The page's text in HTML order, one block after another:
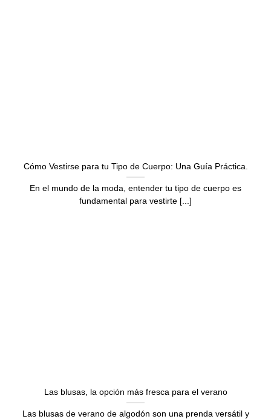
Cómo Vestirse para tu Tipo de Cuerpo: Una Guía Práctica.
En el mundo de la moda, entender tu tipo de cuerpo es
fundamental para vestirte [...]
Las blusas, la opción más fresca para el verano
Las blusas de verano de algodón son una prenda versátil y